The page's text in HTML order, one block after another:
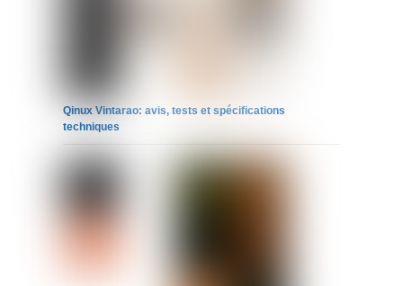
Qinux Vintarao: avis, tests et spécifications
techniques